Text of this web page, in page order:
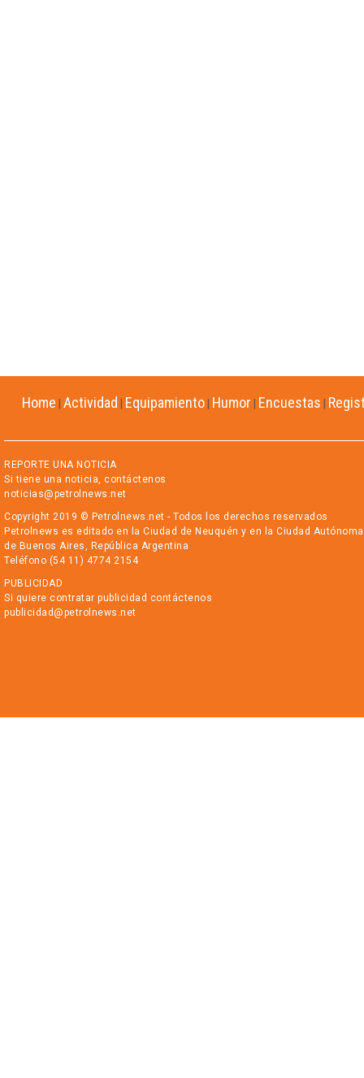
Home Actividad Equipamiento Humor Encuestas
REPORTE UNA NOTICIA
Si tiene una noticia, contáctenos
noticias@petrolnews.net
Copyright 2019 © Petrolnews.net - Todos los derechos reservados
Petrolnews es editado en la Ciudad de Neuquén y en la Ciudad Autónoma
de Buenos Aires, República Argentina
Teléfono (54 11) 4774 2154
PUBLICIDAD
Si quiere contratar publicidad contáctenos
publicidad@petrolnews.net